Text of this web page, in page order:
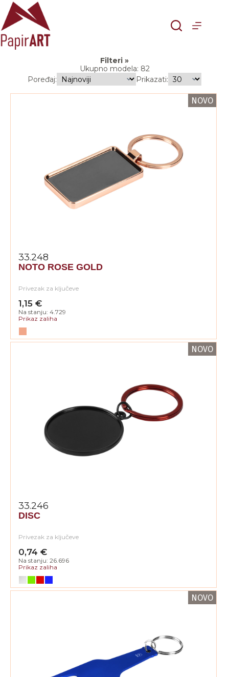
Skip
to
content
Filteri
Ukupno modela: 82
Poređaj:
Prikazati:
NOVO
33.248
NOTO ROSE GOLD
Privezak za ključeve
1,15 €
Na stanju: 4.729
Prikaz zaliha
NOVO
33.246
DISC
Privezak za ključeve
0,74 €
Na stanju: 26.696
Prikaz zaliha
NOVO